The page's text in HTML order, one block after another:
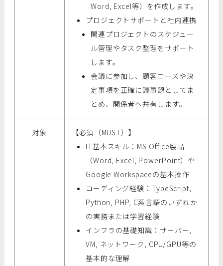
Word, Excel等）を作成します。
プロジェクトサポートと社内連携
関連プロジェクトのスケジュー
ル管理やタスク整理をサポート
します。
会議に参加し、顧客ニーズや決
定事項を正確に議事録としてま
とめ、関係者へ共有します。
対象
【必須（MUST）】
IT基本スキル：MS Office製品
（Word, Excel, PowerPoint）や
Google Workspaceの基本操作
コーディング経験：TypeScript,
Python, PHP, C系言語のいずれか
の実務または学習経験
インフラの基礎知識：サーバー,
VM, ネットワーク, CPU/GPU等の
基本的な理解